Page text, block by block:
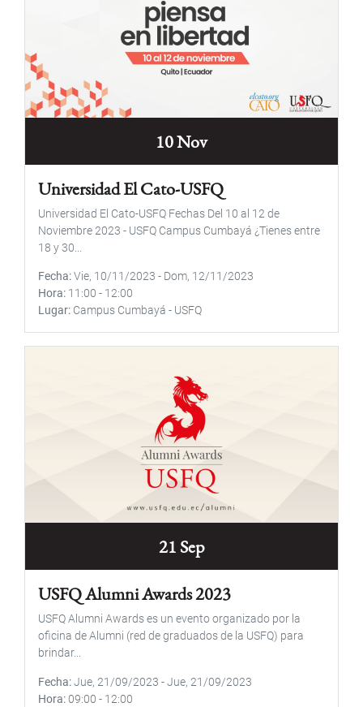
10 Nov
Universidad El Cato-USFQ
Universidad El Cato-USFQ Fechas Del 10 al 12 de
Noviembre 2023 - USFQ Campus Cumbayá ¿Tienes entre
18 y 30...
Fecha Vie, 10/11/2023 - Dom, 12/11/2023
Hora 11:00 - 12:00
Lugar Campus Cumbayá - USFQ
21 Sep
USFQ Alumni Awards 2023
USFQ Alumni Awards es un evento organizado por la
oficina de Alumni (red de graduados de la USFQ) para
brindar...
Fecha Jue, 21/09/2023 -Jue, 21/09/2023
Hora 09:00 - 12:00